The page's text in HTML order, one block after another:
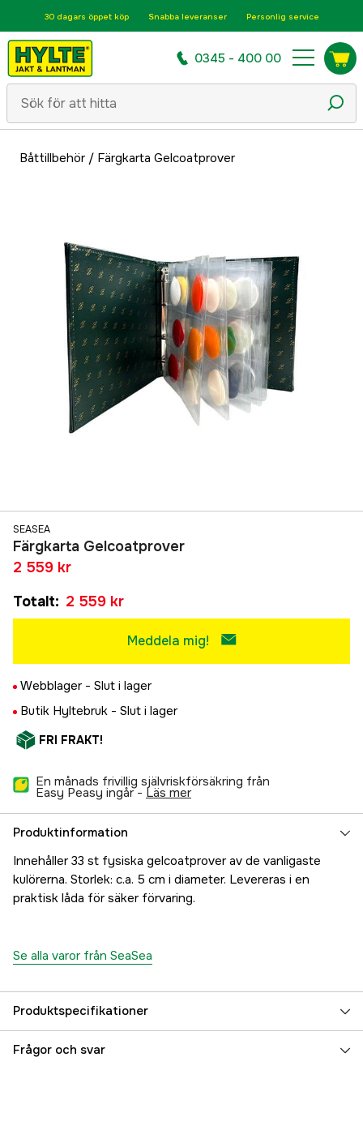
30 dagars öppet köp Snabba leveranser Personlig service
0345 - 400 00
Båttillbehör/ Färgkarta Gelcoatprover
SEASEA
Färgkarta Gelcoatprover
2 559 kr
Totalt: 2 559 kr
Meddela mig!
Webblager - Slut i lager
Butik Hyltebruk - Slut i lager
FRI FRAKT!
En månads frivillig självriskförsäkring från
Easy Peasy ingår - läs mer
Produktinformation
Innehåller 33 st fysiska gelcoatprover av de vanligaste
kulörerna. Storlek: c.a. 5 cm i diameter. Levereras i en
praktisk låda för säker förvaring.
Se alla varor från SeaSea
Produktspecifikationer
Referensnummer 5000072222
Frågor och svar